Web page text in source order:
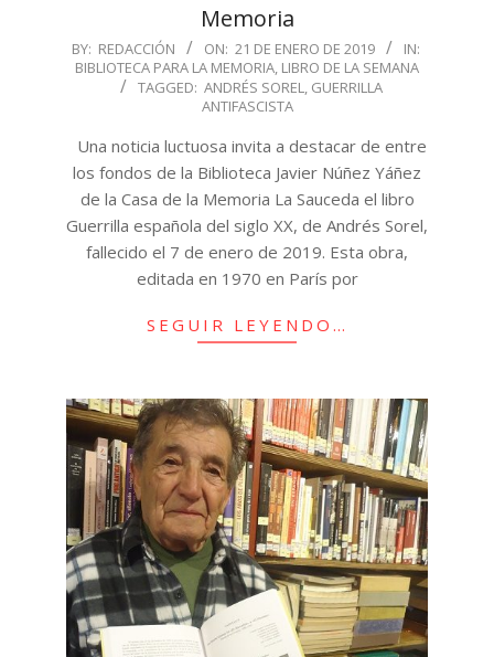
Memoria
2019-
01-
BY: REDACCIÓN ON: 21 DE ENERO DE 2019
IN:
BIBLIOTECA PARA LA MEMORIA, LIBRO DE LA SEMANA
TAGGED: ANDRÉS SOREL, GUERRILLA
ANTIFASCISTA
Una noticia luctuosa invita a destacar de entre
los fondos de la Biblioteca Javier Núñez Yáñez
de la Casa de la Memoria La Sauceda el libro
Guerrilla española del siglo XX, de Andrés Sorel,
fallecido el 7 de enero de 2019. Esta obra,
editada en 1970 en París por
SEGUIR LEYENDO…